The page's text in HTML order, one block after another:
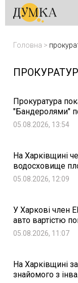
Головна >
Прокуратура
"Бандеролями"
05.08.2026, 13:54
На Харківщині
водосховище
05.08.2026, 12:09
У Харкові член
авто вартістю
05.08.2026, 11:07
На Харківщині
знайомого з